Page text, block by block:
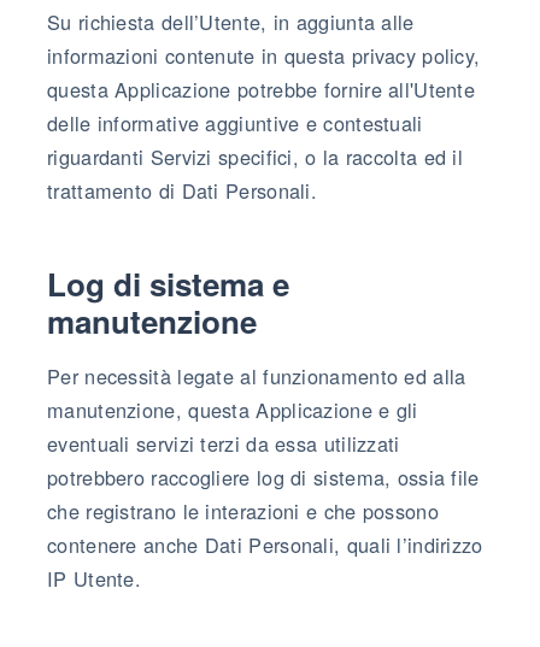
Su richiesta dell’Utente, in aggiunta alle
informazioni contenute in questa privacy policy,
questa Applicazione potrebbe fornire all'Utente
delle informative aggiuntive e contestuali
riguardanti Servizi specifici, o la raccolta ed il
trattamento di Dati Personali.
Log di sistema e
manutenzione
Per necessità legate al funzionamento ed alla
manutenzione, questa Applicazione e gli
eventuali servizi terzi da essa utilizzati
potrebbero raccogliere log di sistema, ossia file
che registrano le interazioni e che possono
contenere anche Dati Personali, quali l’indirizzo
IP Utente.